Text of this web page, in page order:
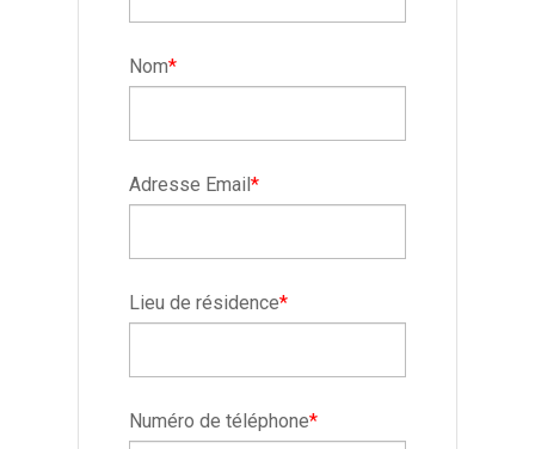
Nom*
Adresse Email*
Lieu de résidence*
Numéro de téléphone*